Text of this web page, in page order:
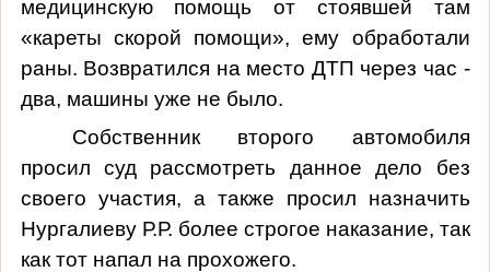
медицинскую помощь от стоявшей там
«кареты скорой помощи», ему обработали
раны. Возвратился на место ДТП через час -
два, машины уже не было.
Собственник второго автомобиля
просил суд рассмотреть данное дело без
своего участия, а также просил назначить
Нургалиеву Р.Р. более строгое наказание, так
как тот напал на прохожего.